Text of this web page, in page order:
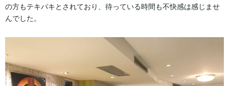
の方もテキパキとされており、待っている時間も不快感は感じませ
んでした。